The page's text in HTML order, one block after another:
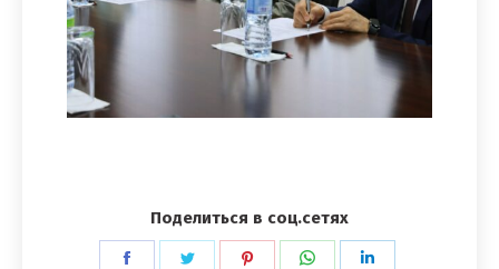
Поделиться в соц.сетях
ПоделитьсяПоделитьсяПоделитьсяПоделиться